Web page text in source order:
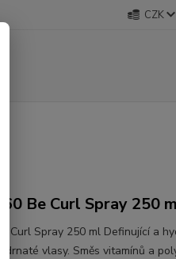
CZK
360 Be Curl Spray 250
Be Curl Spray 250 ml Definující a
kudrnaté vlasy. Směs vitamínů a